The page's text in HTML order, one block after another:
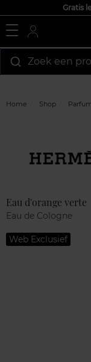
Gratis
Zoek een
Home Shop
Eau d'orange verte
Eau de Cologne
Web Exclusief